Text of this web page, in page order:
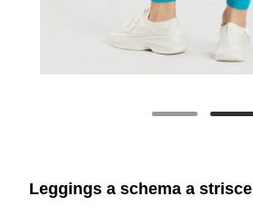
Leggings a schema a strisce